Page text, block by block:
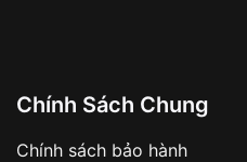
Chính Sách Chung
Chính sách bảo hành